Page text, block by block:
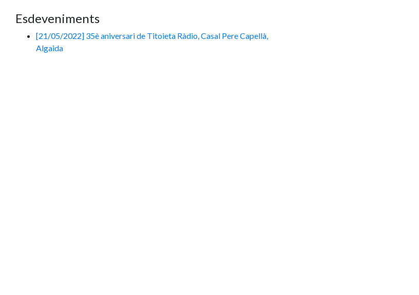
Esdeveniments
[21/05/2022] 35è aniversari de Titoieta Ràdio, Casal Pere Capellà,
Algaida